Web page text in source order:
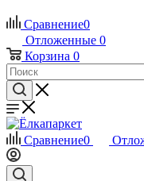
Сравнение0
Отложенные 0
Корзина 0
Сравнение0